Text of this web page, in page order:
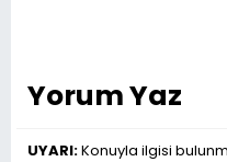
Yorum Yaz
UYARI:Konuyla ilgisi